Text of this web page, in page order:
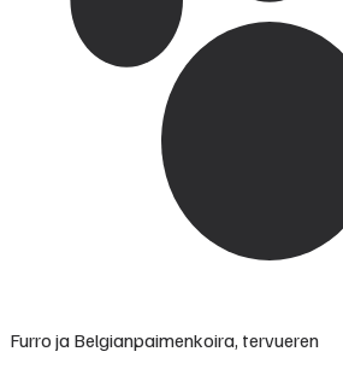
Furro ja Belgianpaimenkoira, tervueren